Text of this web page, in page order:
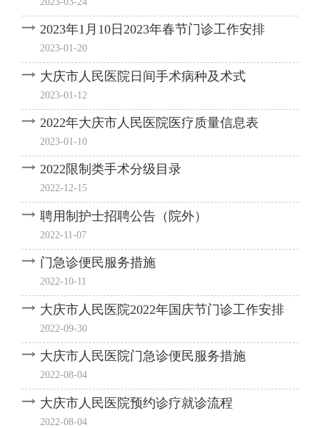
2023年1月10日2023年春节门诊工作安排
2023-01-20
大庆市人民医院日间手术病种及术式
2023-01-12
2022年大庆市人民医院医疗质量信息表
2023-01-10
2022限制类手术分级目录
2022-12-15
聘用制护士招聘公告（院外）
2022-11-07
门急诊便民服务措施
2022-10-11
大庆市人民医院2022年国庆节门诊工作安排
2022-09-30
大庆市人民医院门急诊便民服务措施
2022-08-04
大庆市人民医院预约诊疗就诊流程
2022-08-04